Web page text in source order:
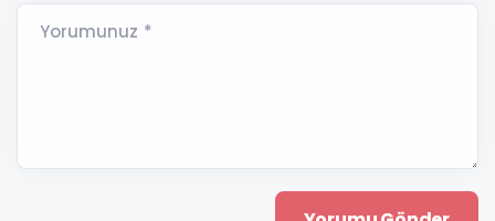
Yorumunuz *